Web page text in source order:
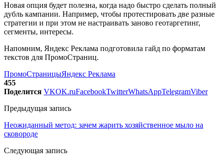
Новая опция будет полезна, когда надо быстро сделать полный
дубль кампании. Например, чтобы протестировать две разные
стратегии и при этом не настраивать заново геотаргетинг,
сегменты, интересы.
Напомним, Яндекс Реклама подготовила гайд по форматам
текстов для ПромоСтраниц.
ПромоСтраницыЯндекс Реклама
455
Поделится VKOK.ruFacebookTwitterWhatsAppTelegramViber
Предыдущая запись
Неожиданный метод: зачем жарить хозяйственное мыло на
сковороде
Следующая запись